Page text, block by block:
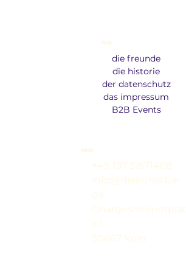
Menu
die freunde
die historie
der datenschutz
das impressum
B2B Events
Kontakt
+49 157 31571468
info@diekunstbar.
de
Chargesheimerplat
z 1
50667 Köln